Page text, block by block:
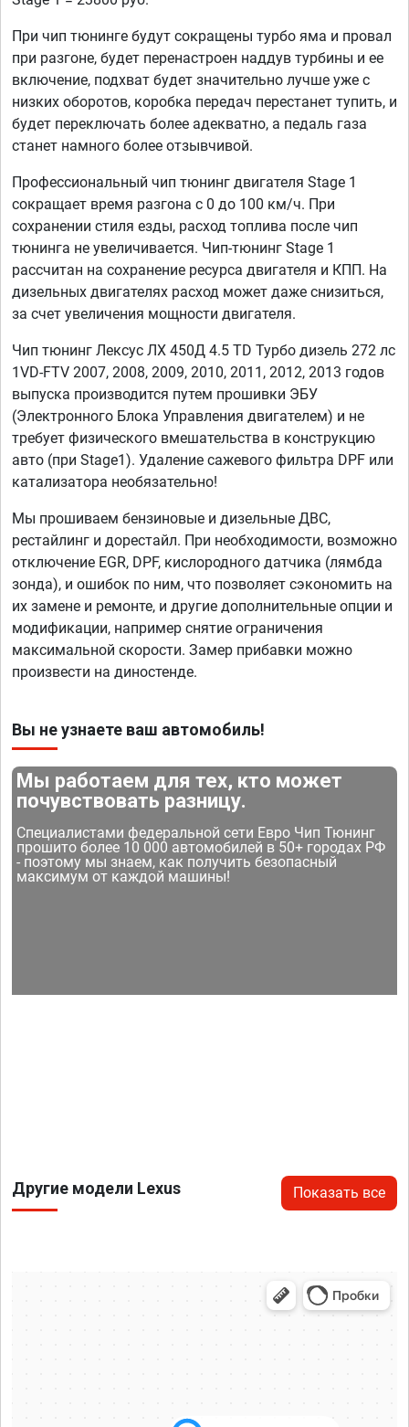
При чип тюнинге будут сокращены турбо яма и провал
при разгоне, будет перенастроен наддув турбины и ее
включение, подхват будет значительно лучше уже с
низких оборотов, коробка передач перестанет тупить, и
будет переключать более адекватно, а педаль газа
станет намного более отзывчивой.
Профессиональный чип тюнинг двигателя Stage 1
сокращает время разгона с 0 до 100 км/ч. При
сохранении стиля езды, расход топлива после чип
тюнинга не увеличивается. Чип-тюнинг Stage 1
рассчитан на сохранение ресурса двигателя и КПП. На
дизельных двигателях расход может даже снизиться,
за счет увеличения мощности двигателя.
Чип тюнинг Лексус ЛХ 450Д 4.5 TD Турбо дизель 272 лс
1VD-FTV 2007, 2008, 2009, 2010, 2011, 2012, 2013 годов
выпуска производится путем прошивки ЭБУ
(Электронного Блока Управления двигателем) и не
требует физического вмешательства в конструкцию
авто (при Stage1). Удаление сажевого фильтра DPF или
катализатора необязательно!
Мы прошиваем бензиновые и дизельные ДВС,
рестайлинг и дорестайл. При необходимости, возможно
отключение EGR, DPF, кислородного датчика (лямбда
зонда), и ошибок по ним, что позволяет сэкономить на
их замене и ремонте, и другие дополнительные опции и
модификации, например снятие ограничения
максимальной скорости. Замер прибавки можно
произвести на диностенде.
Вы не узнаете ваш автомобиль!
Мы работаем для тех, кто может
почувствовать разницу.
Специалистами федеральной сети Евро Чип Тюнинг
прошито более 10 000 автомобилей в 50+ городах РФ
- поэтому мы знаем, как получить безопасный
максимум от каждой машины!
Другие модели Lexus Показать все